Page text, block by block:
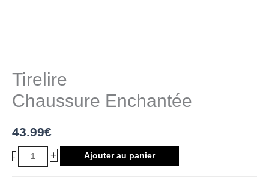
Tirelire
Chaussure Enchantée
43.99€
- + Ajouter au panier